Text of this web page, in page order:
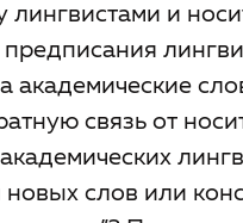
и
академические
связь от
слов или